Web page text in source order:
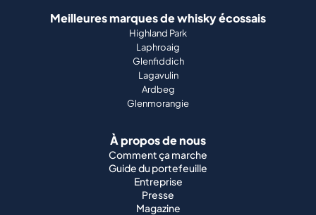
Meilleures marques de whisky écossais
Highland Park
Laphroaig
Glenfiddich
Lagavulin
Ardbeg
Glenmorangie
À propos de nous
Comment ça marche
Guide du portefeuille
Entreprise
Presse
Magazine